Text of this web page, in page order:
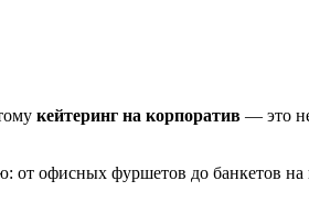
кейтеринг на корпоратив — это
от офисных фуршетов до банкетов на